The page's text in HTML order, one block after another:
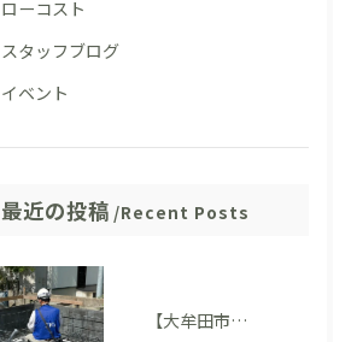
ローコスト
スタッフブログ
イベント
最近の投稿 Recent Posts
【大牟田市M様邸】配筋検査に適合しました。完成後には見えない部分も大切にしています